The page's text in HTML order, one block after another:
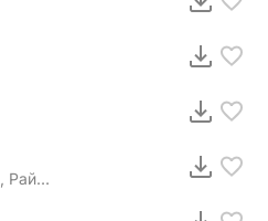
Мөлдір Әуелбекова, Райым Уайыс